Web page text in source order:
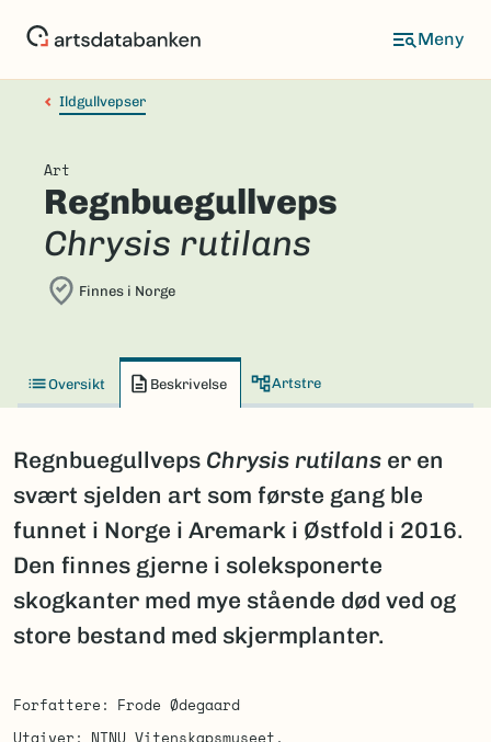
Ildgullvepser
Art
Regnbuegullveps
Chrysis rutilans
Finnes i Norge
Oversikt Beskrivelse Artstre
Regnbuegullveps Chrysis rutilans er en
svært sjelden art som første gang ble
funnet i Norge i Aremark i Østfold i 2016.
Den finnes gjerne i soleksponerte
skogkanter med mye stående død ved og
store bestand med skjermplanter.
Forfattere
Frode Ødegaard
Utgiver
NTNU Vitenskapsmuseet